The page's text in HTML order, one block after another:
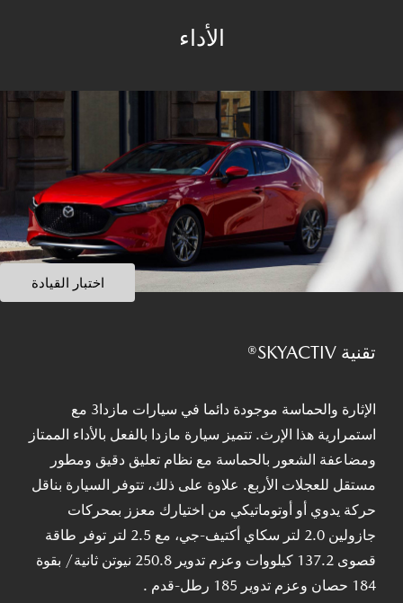
اختبار القيادة
الأداء
تقنية SKYACTIV®
الإثارة والحماسة موجودة دائما في سيارات مازدا3 مع
استمرارية هذا الإرث. تتميز سيارة مازدا بالفعل بالأداء الممتاز
ومضاعفة الشعور بالحماسة مع نظام تعليق دقيق ومطور
مستقل للعجلات الأربع. علاوة على ذلك، تتوفر السيارة بناقل
حركة يدوي أو أوتوماتيكي من اختيارك معزز بمحركات
جازولين 2.0 لتر سكاي أكتيف-جي، مع 2.5 لتر توفر طاقة
قصوى 137.2 كيلووات وعزم تدوير 250.8 نيوتن ثانية/ بقوة
184 حصان وعزم تدوير 185 رطل-قدم .